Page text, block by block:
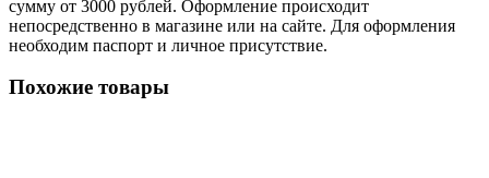
сумму от 3000 рублей. Оформление происходит
непосредственно в магазине или на сайте. Для оформления
необходим паспорт и личное присутствие.
Похожие товары